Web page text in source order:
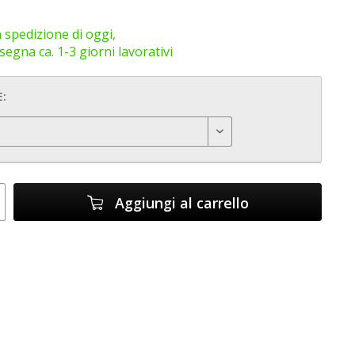
di oggi,
ca. 1-3 giorni lavorativi
Aggiungi al carrello